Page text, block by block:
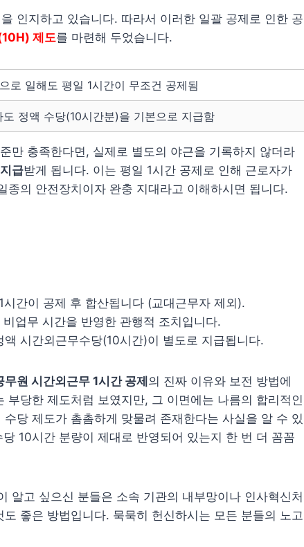
인지하고 있습니다. 따라서 이러한 일괄 공제로 인한 공
제도를 마련해 두었습니다.
로 일해도 평일 1시간이 무조건 공제됨
정액 수당(10시간분)을 기본으로 지급함
만 충족한다면, 실제로 별도의 야근을 기록하지 않더라
급받게 됩니다. 이는 평일 1시간 공제로 인해 근로자가
의 안전장치이자 완충 지대라고 이해하시면 됩니다.
간이 공제 후 합산됩니다 (교대근무자 제외).
업무 시간을 반영한 관행적 조치입니다.
시간외근무수당(10시간)이 별도로 지급됩니다.
무원 시간외근무 1시간 공제 의 진짜 이유와 보전 방법에
당한 제도처럼 보였지만, 그 이면에는 나름의 합리적인
당 제도가 촘촘하게 맞물려 존재한다는 사실을 알 수 있
10시간 분량이 제대로 반영되어 있는지 한 번 더 꼼꼼
알고 싶으신 분들은 소속 기관의 내부망이나 인사혁신처
좋은 방법입니다. 묵묵히 헌신하시는 모든 분들의 노고